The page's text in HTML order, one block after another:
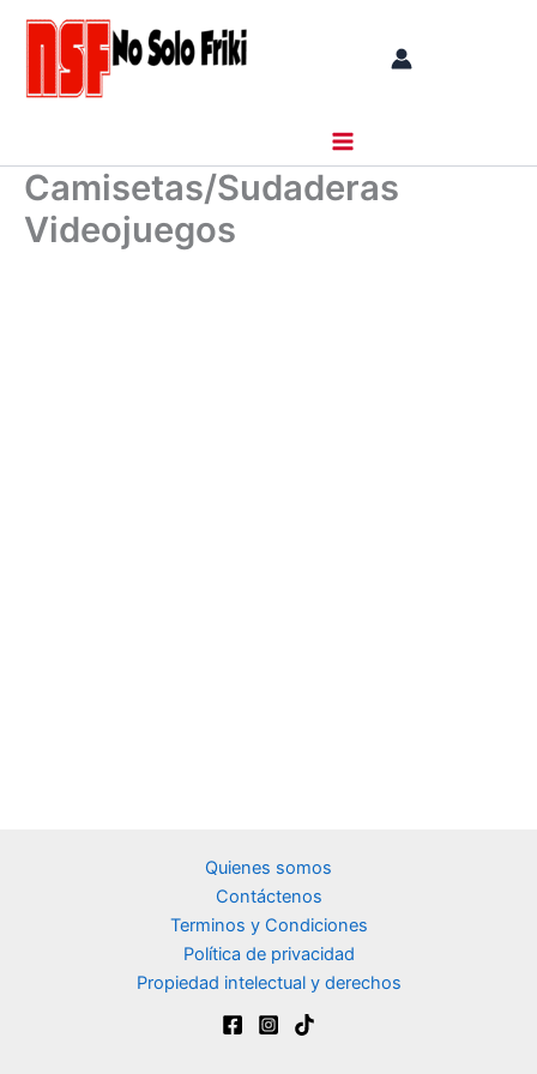
contenido
Camisetas/Sudaderas
Videojuegos
Quienes somos
Contáctenos
Terminos y Condiciones
Política de privacidad
Propiedad intelectual y derechos